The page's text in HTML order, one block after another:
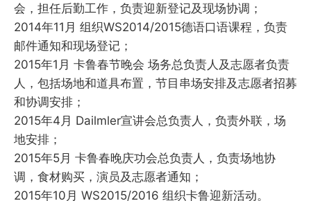
会，担任后勤工作，负责迎新登记及现场协调；
2014年11月 组织WS2014/2015德语口语课程，负责
邮件通知和现场登记；
2015年1月 卡鲁春节晚会 场务总负责人及志愿者负责
人，包括场地和道具布置，节目串场安排及志愿者招募
和协调安排；
2015年4月 Dailmler宣讲会总负责人，负责外联，场
地安排；
2015年5月 卡鲁春晚庆功会总负责人，负责场地协
调，食材购买，演员及志愿者通知；
2015年10月 WS2015/2016 组织卡鲁迎新活动。